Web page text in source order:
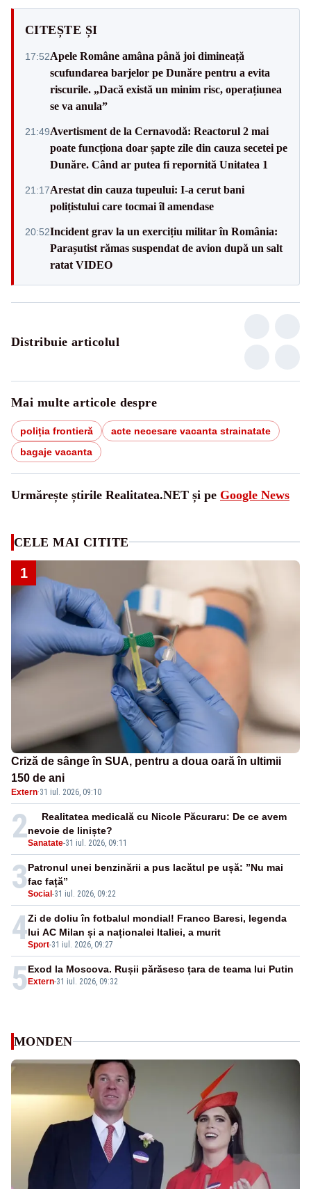
CITEȘTE ȘI
17:52Apele Române amâna până joi dimineață
scufundarea barjelor pe Dunăre pentru a evita
riscurile. „Dacă există un minim risc, operațiunea
se va anula”
21:49Avertisment de la Cernavodă: Reactorul 2 mai
poate funcționa doar șapte zile din cauza secetei pe
Dunăre. Când ar putea fi repornită Unitatea 1
21:17Arestat din cauza tupeului: I-a cerut bani
polițistului care tocmai îl amendase
20:52Incident grav la un exercițiu militar în România:
Parașutist rămas suspendat de avion după un salt
ratat VIDEO
Distribuie articolul
Mai multe articole despre
poliția frontieră
acte necesare vacanta strainatate
bagaje vacanta
Urmărește știrile Realitatea.NET și pe Google News
CELE MAI CITITE
1
Criză de sânge în SUA, pentru a doua oară în ultimii
150 de ani
Extern·31 iul. 2026, 09:10
2Sanatate-31 iul. 2026, 09:11
Realitatea medicală cu Nicole Păcuraru: De ce avem
nevoie de liniște?
3Social -31 iul. 2026, 09:22
Patronul unei benzinării a pus lacătul pe ușă: ”Nu mai
fac față”
4Sport-31 iul. 2026, 09:27
Zi de doliu în fotbalul mondial! Franco Baresi, legenda
lui AC Milan și a naționalei Italiei, a murit
5 Extern-31 iul. 2026, 09:32
Exod la Moscova. Rușii părăsesc țara de teama lui Putin
MONDEN